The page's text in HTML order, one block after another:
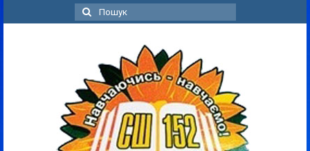
Пошук
для: